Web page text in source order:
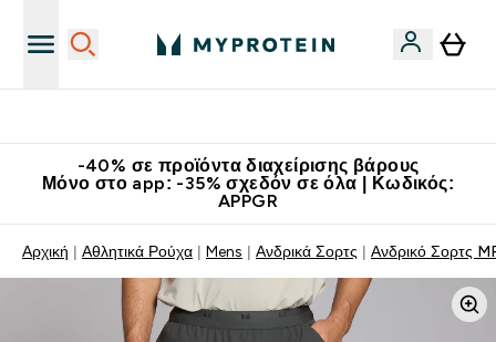
-40% σε προϊόντα διαχείρισης βάρους
Μόνο στο app: -35% σχεδόν σε όλα | Κωδικός:
APPGR
Αρχική Αθλητικά Ρούχα Mens Ανδρικά Σορτς Ανδρικό Σορτς